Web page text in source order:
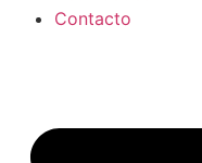
Contacto